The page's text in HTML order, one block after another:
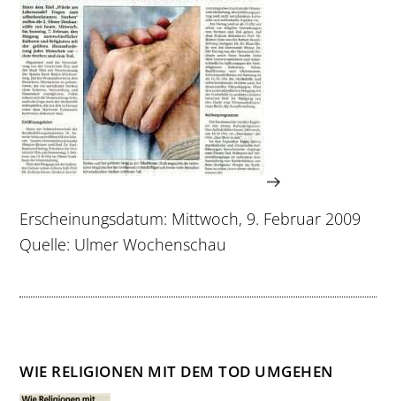
Erscheinungsdatum: Mittwoch, 9. Februar 2009
Quelle: Ulmer Wochenschau
WIE RELIGIONEN MIT DEM TOD UMGEHEN